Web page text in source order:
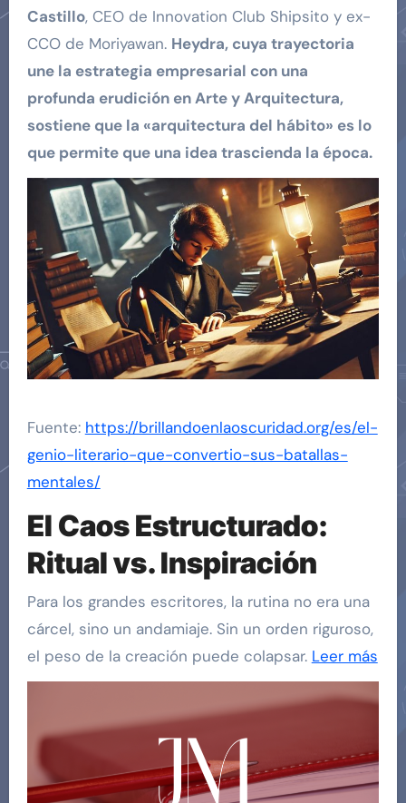
Castillo, CEO de Innovation Club Shipsito y ex-
CCO de Moriyawan. Heydra, cuya trayectoria
une la estrategia empresarial con una
profunda erudición en Arte y Arquitectura,
sostiene que la «arquitectura del hábito» es lo
que permite que una idea trascienda la época.
Fuente: https://brillandoenlaoscuridad.org/es/el-
genio-literario-que-convertio-sus-batallas-
mentales/
El Caos Estructurado:
Ritual vs. Inspiración
Para los grandes escritores, la rutina no era una
cárcel, sino un andamiaje. Sin un orden riguroso,
el peso de la creación puede colapsar. Leer más